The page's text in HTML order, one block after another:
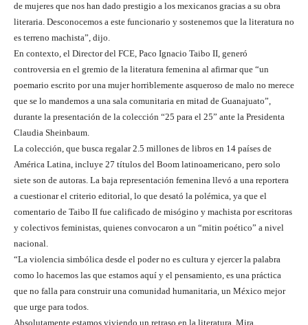
de mujeres que nos han dado prestigio a los mexicanos gracias a su obra
literaria. Desconocemos a este funcionario y sostenemos que la literatura no
es terreno machista”, dijo.
En contexto, el Director del FCE, Paco Ignacio Taibo II, generó
controversia en el gremio de la literatura femenina al afirmar que “un
poemario escrito por una mujer horriblemente asqueroso de malo no merece
que se lo mandemos a una sala comunitaria en mitad de Guanajuato”,
durante la presentación de la colección “25 para el 25” ante la Presidenta
Claudia Sheinbaum.
La colección, que busca regalar 2.5 millones de libros en 14 países de
América Latina, incluye 27 títulos del Boom latinoamericano, pero solo
siete son de autoras. La baja representación femenina llevó a una reportera
a cuestionar el criterio editorial, lo que desató la polémica, ya que el
comentario de Taibo II fue calificado de misógino y machista por escritoras
y colectivos feministas, quienes convocaron a un “mitin poético” a nivel
nacional.
“La violencia simbólica desde el poder no es cultura y ejercer la palabra
como lo hacemos las que estamos aquí y el pensamiento, es una práctica
que no falla para construir una comunidad humanitaria, un México mejor
que urge para todos.
Absolutamente estamos viviendo un retraso en la literatura. Mira,